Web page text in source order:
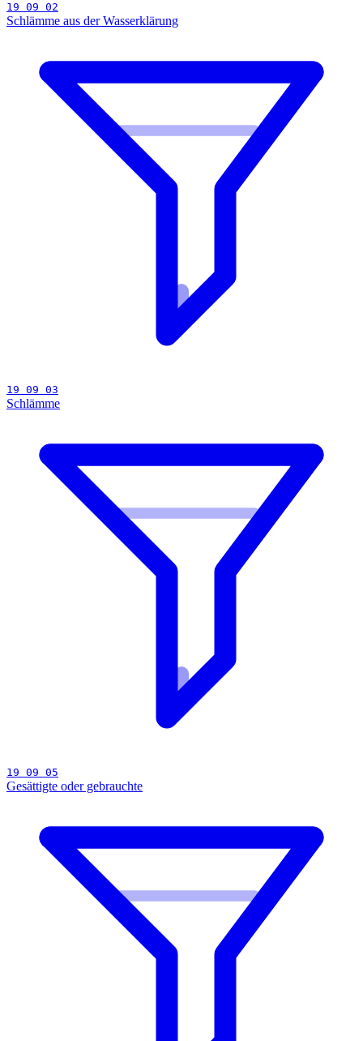
19 09 02
Schlämme aus der Wasserklärung
19 09 03
Schlämme
19 09 05
Gesättigte oder gebrauchte